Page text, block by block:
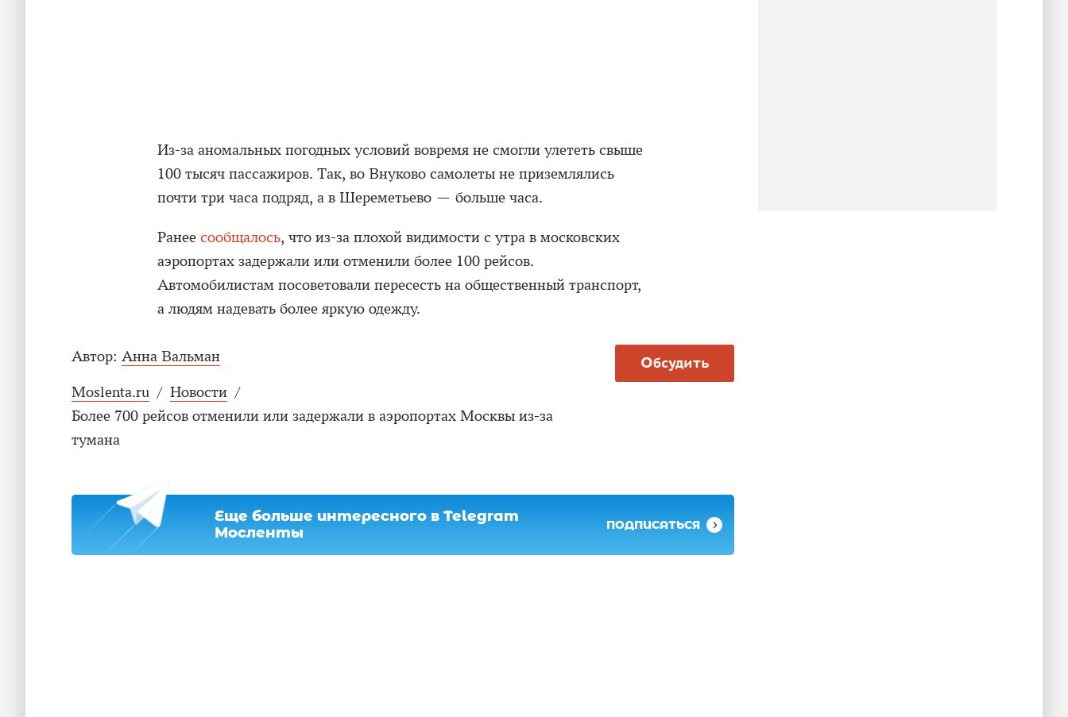
Из-за аномальных погодных условий вовремя не смогли улететь свыше
100 тысяч пассажиров. Так, во Внуково самолеты не приземлялись
почти три часа подряд, а в Шереметьево — больше часа.
Ранее сообщалось, что из-за плохой видимости с утра в московских
аэропортах задержали или отменили более 100 рейсов.
Автомобилистам посоветовали пересесть на общественный транспорт,
а людям надевать более яркую одежду.
Обсудить
Автор: Анна Вальман
Moslenta.ru / Новости /
Более 700 рейсов отменили или задержали в аэропортах Москвы из-за
тумана
Еще больше интересного в Telegram
Мосленты
ПОДПИСАТЬСЯ